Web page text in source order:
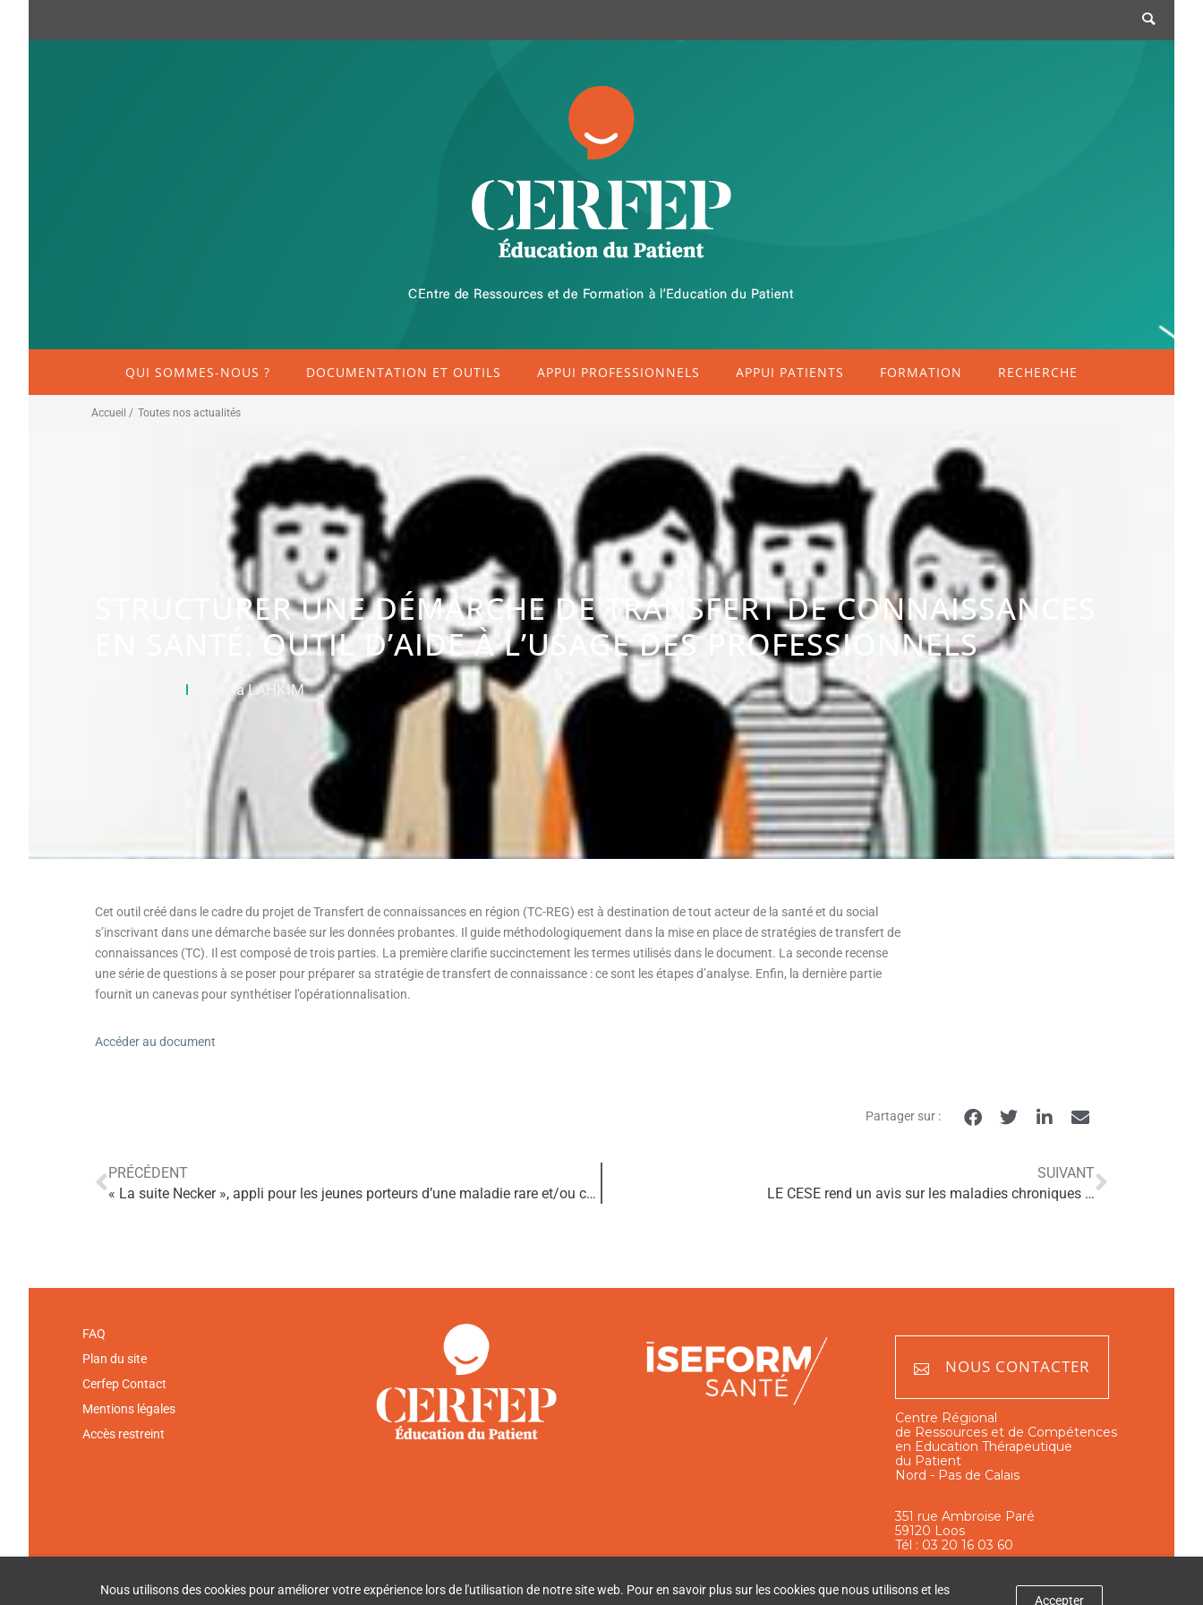
QUI SOMMES-NOUS ? DOCUMENTATION ET OUTILS APPUI PROFESSIONNELS APPUI PATIENTS FORMATION RECHERCHE
Accueil / Toutes nos actualités
STRUCTURER UNE DÉMARCHE DE TRANSFERT DE CONNAISSANCES
EN SANTÉ. OUTIL D’AIDE À L’USAGE DES PROFESSIONNELS
Mounia LAHKIM
Cet outil créé dans le cadre du projet de Transfert de connaissances en région (TC-REG) est à destination de tout acteur de la santé et du social
s’inscrivant dans une démarche basée sur les données probantes. Il guide méthodologiquement dans la mise en place de stratégies de transfert de
connaissances (TC). Il est composé de trois parties. La première clarifie succinctement les termes utilisés dans le document. La seconde recense
une série de questions à se poser pour préparer sa stratégie de transfert de connaissance : ce sont les étapes d’analyse. Enfin, la dernière partie
fournit un canevas pour synthétiser l’opérationnalisation.
Accéder au document
Partager sur :
PRÉCÉDENT
« La suite Necker », appli pour les jeunes porteurs d’une maladie rare et/ou chronique
SUIVANT
LE CESE rend un avis sur les maladies chroniques …
FAQ
Plan du site
Cerfep Contact
Mentions légales
Accès restreint
NOUS CONTACTER
Centre Régional
de Ressources et de Compétences
en Education Thérapeutique
du Patient
Nord - Pas de Calais
351 rue Ambroise Paré
59120 Loos
Tél : 03 20 16 03 60
Nous utilisons des cookies pour améliorer votre expérience lors de l'utilisation de notre site web. Pour en savoir plus sur les cookies que nous utilisons et les
Accepter